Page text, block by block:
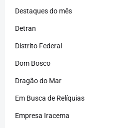
Destaques do mês
Detran
Distrito Federal
Dom Bosco
Dragão do Mar
Em Busca de Relíquias
Empresa Iracema